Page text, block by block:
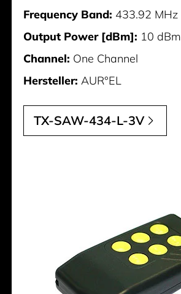
Frequency Band: 433.92 MHz
Output Power [dBm]: 10 dBm
Channel: One Channel
Hersteller: AUR°EL
TX-SAW-434-L-3V